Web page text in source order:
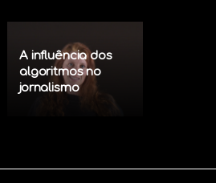
A influência dos
algoritmos no
jornalismo